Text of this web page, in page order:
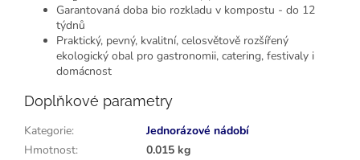
Garantovaná doba bio rozkladu v kompostu - do 12
týdnů
Praktický, pevný, kvalitní, celosvětově rozšířený
ekologický obal pro gastronomii, catering, festivaly i
domácnost
Doplňkové parametry
Kategorie:
Jednorázové nádobí
Hmotnost:
0.015 kg